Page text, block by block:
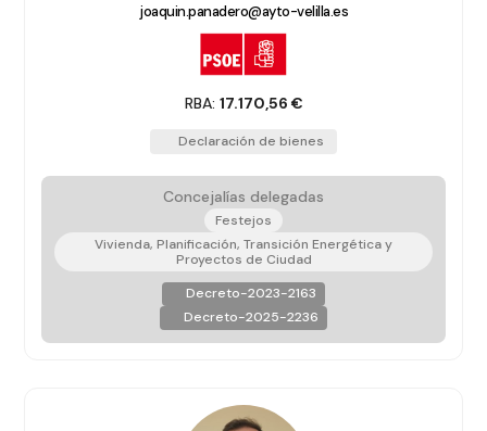
joaquin.panadero@ayto-velilla.es
RBA: 17.170,56 €
Declaración de bienes
Concejalías delegadas
Festejos
Vivienda, Planificación, Transición Energética y
Proyectos de Ciudad
Decreto-2023-2163
Decreto-2025-2236